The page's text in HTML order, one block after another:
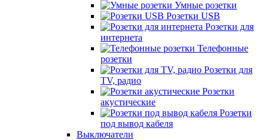
Умные розетки
Розетки USB
Розетки для
интернета
Телефонные
розетки
Розетки для
TV, радио
Розетки
акустические
Розетки
под вывод кабеля
Выключатели